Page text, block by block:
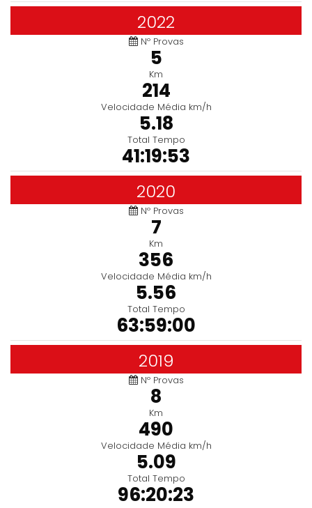
2022
Nº Provas
5
Km
214
Velocidade Média km/h
5.18
Total Tempo
41:19:53
2020
Nº Provas
7
Km
356
Velocidade Média km/h
5.56
Total Tempo
63:59:00
2019
Nº Provas
8
Km
490
Velocidade Média km/h
5.09
Total Tempo
96:20:23